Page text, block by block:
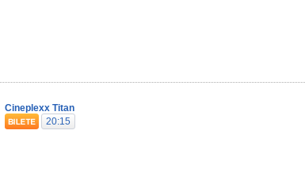
Cineplexx Titan
20:15